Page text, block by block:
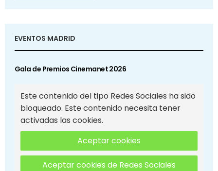
EVENTOS MADRID
Gala de Premios Cinemanet 2026
Este contenido del tipo Redes Sociales ha sido
bloqueado. Este contenido necesita tener
activadas las cookies.
Aceptar cookies
Aceptar cookies de Redes Sociales